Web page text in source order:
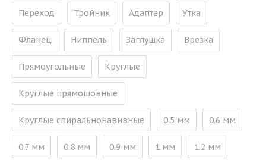
Переход Тройник Адаптер Утка
Фланец Ниппель Заглушка Врезка
Прямоугольные Круглые
Круглые прямошовные
Круглые спиральнонавивные 0.5 мм 0.6 мм
0.7 мм 0.8 мм 0.9 мм 1 мм 1.2 мм